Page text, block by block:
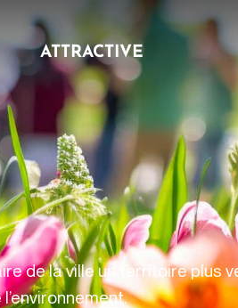
ATTRACTIVE
de la ville un territoire plus